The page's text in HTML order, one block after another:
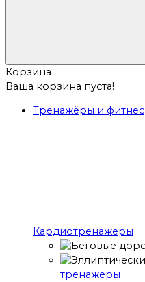
Корзина
Ваша корзина пуста!
Тренажёры и фитнес
Кардиотренажеры
тренажеры